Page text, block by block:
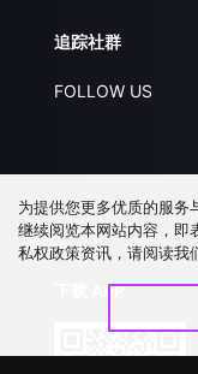
追踪社群
FOLLOW US
下载 APP
为提供您更多优质的服
继续阅览本网站内容，即
私权政策资讯，请阅读我